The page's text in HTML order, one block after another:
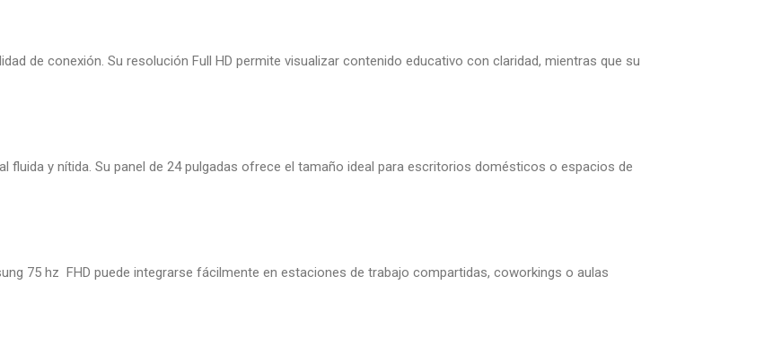
de conexión. Su resolución Full HD permite visualizar contenido educativo con claridad, mientras que su
fluida y nítida. Su panel de 24 pulgadas ofrece el tamaño ideal para escritorios domésticos o espacios de
75 hz FHD puede integrarse fácilmente en estaciones de trabajo compartidas, coworkings o aulas